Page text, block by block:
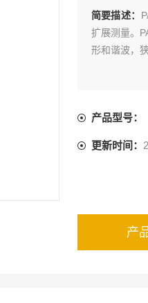
简要描述：
扩展测量。
形和谐波，
产品型号：
更新时间：
产